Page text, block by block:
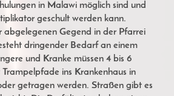
in Malawi möglich sind und
geschult werden kann.
abgelegenen Gegend in der Pfarrei
dringender Bedarf an einem
und Kranke müssen 4 bis 6
ins Krankenhaus in
getragen werden. Straßen gibt es